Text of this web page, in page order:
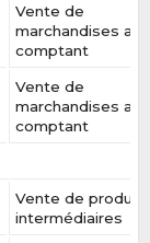
Vente de
marchandises au
comptant
Vente de
marchandises au
comptant
Vente de
intermédiaires